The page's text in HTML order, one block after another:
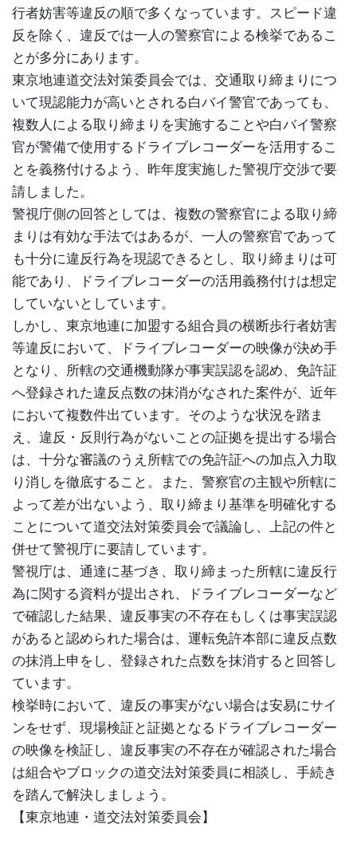
行者妨害等違反の順で多くなっています。スピード違
反を除く、違反では一人の警察官による検挙であるこ
とが多分にあります。
東京地連道交法対策委員会では、交通取り締まりにつ
いて現認能力が高いとされる白バイ警官であっても、
複数人による取り締まりを実施することや白バイ警察
官が警備で使用するドライブレコーダーを活用するこ
とを義務付けるよう、昨年度実施した警視庁交渉で要
請しました。
警視庁側の回答としては、複数の警察官による取り締
まりは有効な手法ではあるが、一人の警察官であって
も十分に違反行為を現認できるとし、取り締まりは可
能であり、ドライブレコーダーの活用義務付けは想定
していないとしています。
しかし、東京地連に加盟する組合員の横断歩行者妨害
等違反において、ドライブレコーダーの映像が決め手
となり、所轄の交通機動隊が事実誤認を認め、免許証
へ登録された違反点数の抹消がなされた案件が、近年
において複数件出ています。そのような状況を踏ま
え、違反・反則行為がないことの証拠を提出する場合
は、十分な審議のうえ所轄での免許証への加点入力取
り消しを徹底すること。また、警察官の主観や所轄に
よって差が出ないよう、取り締まり基準を明確化する
ことについて道交法対策委員会で議論し、上記の件と
併せて警視庁に要請しています。
警視庁は、通達に基づき、取り締まった所轄に違反行
為に関する資料が提出され、ドライブレコーダーなど
で確認した結果、違反事実の不存在もしくは事実誤認
があると認められた場合は、運転免許本部に違反点数
の抹消上申をし、登録された点数を抹消すると回答し
ています。
検挙時において、違反の事実がない場合は安易にサイ
ンをせず、現場検証と証拠となるドライブレコーダー
の映像を検証し、違反事実の不存在が確認された場合
は組合やブロックの道交法対策委員に相談し、手続き
を踏んで解決しましょう。
【東京地連・道交法対策委員会】